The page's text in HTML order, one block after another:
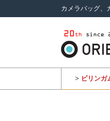
カメラバッグ、
> ビリンガ